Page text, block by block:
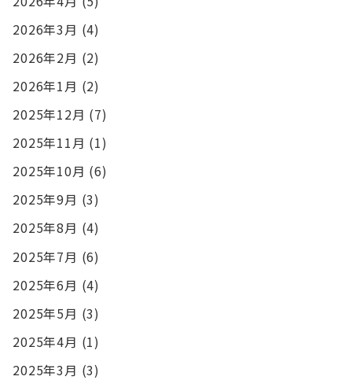
2026年3月 (4)
2026年2月 (2)
2026年1月 (2)
2025年12月 (7)
2025年11月 (1)
2025年10月 (6)
2025年9月 (3)
2025年8月 (4)
2025年7月 (6)
2025年6月 (4)
2025年5月 (3)
2025年4月 (1)
2025年3月 (3)